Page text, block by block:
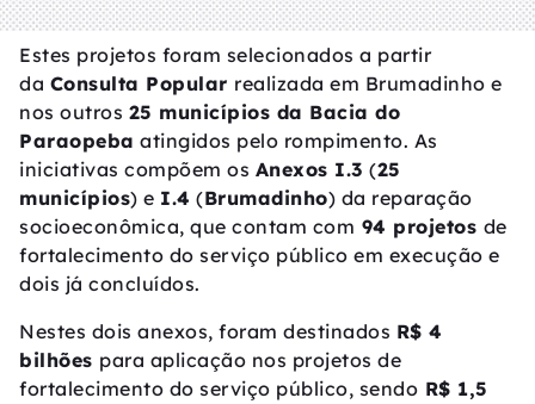
Estes projetos foram selecionados a partir
da Consulta Popular realizada em Brumadinho e
nos outros 25 municípios da Bacia do
Paraopeba atingidos pelo rompimento. As
iniciativas compõem os Anexos I.3 (25
municípios) e I.4 (Brumadinho) da reparação
socioeconômica, que contam com 94 projetos de
fortalecimento do serviço público em execução e
dois já concluídos.
Nestes dois anexos, foram destinados R$ 4
bilhões para aplicação nos projetos de
fortalecimento do serviço público, sendo R$ 1,5